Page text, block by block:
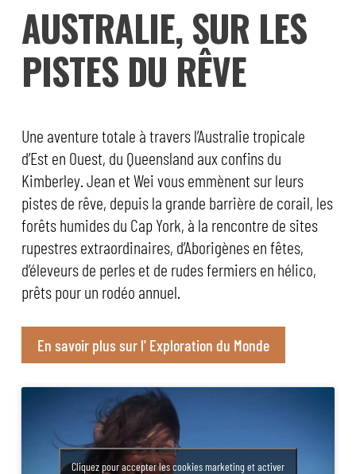
AUSTRALIE, SUR LES
PISTES DU RÊVE
Une aventure totale à travers l’Australie tropicale
d’Est en Ouest, du Queensland aux confins du
Kimberley. Jean et Wei vous emmènent sur leurs
pistes de rêve, depuis la grande barrière de corail, les
forêts humides du Cap York, à la rencontre de sites
rupestres extraordinaires, d’Aborigènes en fêtes,
d’éleveurs de perles et de rudes fermiers en hélico,
prêts pour un rodéo annuel.
En savoir plus sur l' Exploration du Monde
Cliquez pour accepter les cookies marketing et activer